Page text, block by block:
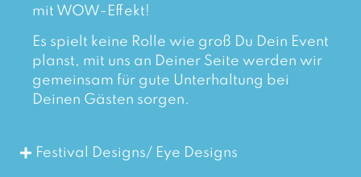
mit WOW-Effekt!
Es spielt keine Rolle wie groß Du Dein Event
planst, mit uns an Deiner Seite werden wir
gemeinsam für gute Unterhaltung bei
Deinen Gästen sorgen.
Festival Designs/ Eye Designs